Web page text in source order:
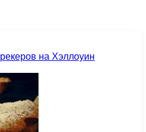
на Хэллоуин